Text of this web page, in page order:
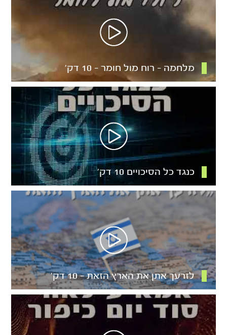
מלחמה – רוח מול חומר – 10 דק’
כנגד כל הסיכויים 10 דק’
לזרעך אתן את הארץ הזאת – 10 דק’